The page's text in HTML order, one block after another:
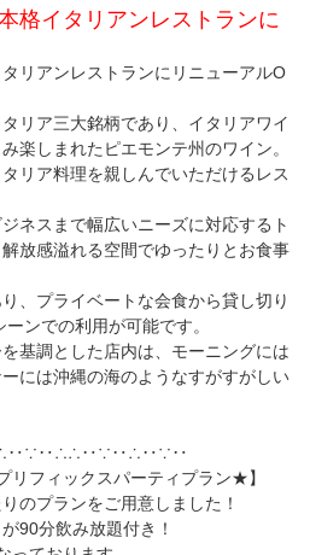
格イタリアンレストランに
リアンレストランにリニューアルO
リア三大銘柄であり、イタリアワイ
楽しまれたピエモンテ州のワイン。
リア料理を親しんでいただけるレス
ネスまで幅広いニーズに対応するト
放感溢れる空間でゆったりとお食事
、プライベートな会食から貸し切り
ンでの利用が可能です。
基調とした店内は、モーニングには
には沖縄の海のようなすがすがしい
リフィックスパーティプラン★】
のプランをご用意しました！
90分飲み放題付き！